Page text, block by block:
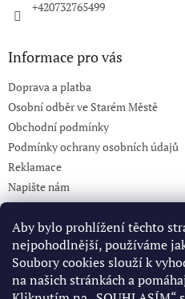
Aby bylo prohlížení těchto
nejpohodlnější, používáme
Soubory cookies slouží k
na našich stránkách a
+420732765499
Informace pro vás
Doprava a platba
Osobní odběr ve Starém Městě
Obchodní podmínky
Podmínky ochrany osobních údajů
Reklamace
Napište nám
KONTAKT 732765499
Pinterest